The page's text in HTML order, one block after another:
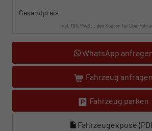
Gesamtpreis
incl. 19% MwSt., den Kosten für
WhatsApp
Fahrzeug anfragen
Fahrzeug parken
Fahrzeugexposé